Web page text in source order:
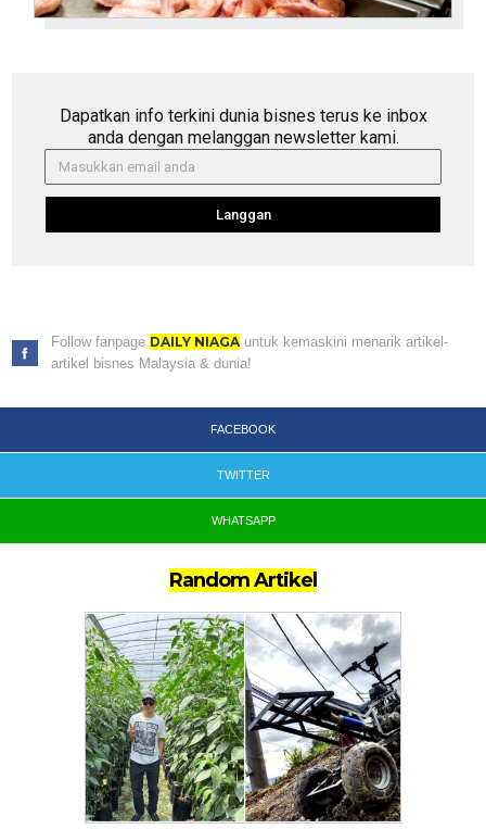
Dapatkan info terkini dunia bisnes terus ke inbox
anda dengan melanggan newsletter kami.
Langgan
Follow fanpage DAILY NIAGAuntuk kemaskini menarik artikel-
artikel bisnes Malaysia & dunia!
FACEBOOK
TWITTER
WHATSAPP
Random Artikel